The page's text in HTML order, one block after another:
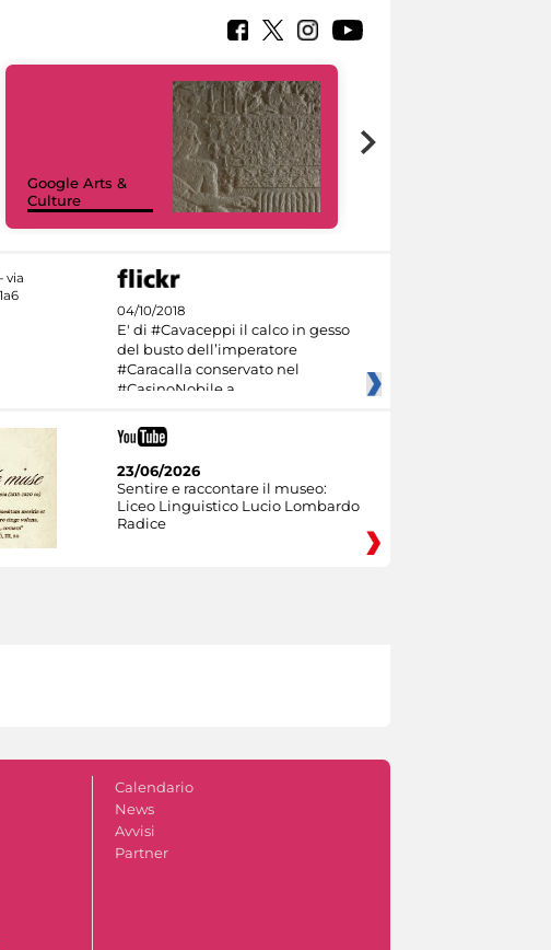
Google Arts &
Culture
04/10/2018
E' di #Cavaceppi il calco in gesso
del busto dell’imperatore
#Caracalla conservato nel
#CasinoNobile a
23/06/2026
Sentire e raccontare il museo:
Liceo Linguistico Lucio Lombardo
Radice
Calendario
News
Avvisi
Partner